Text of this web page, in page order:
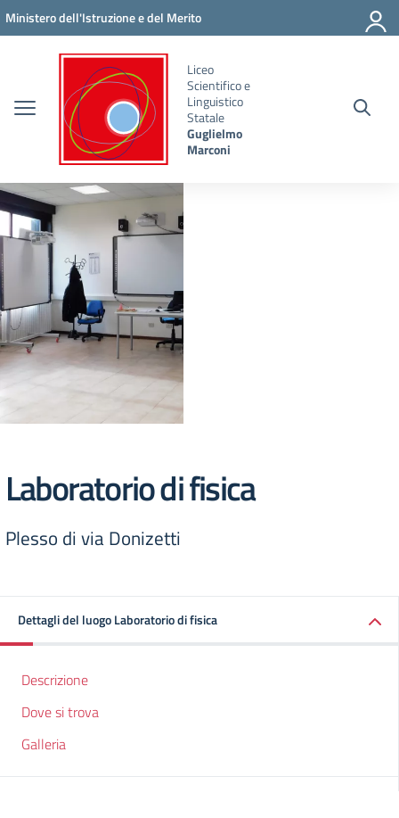
Vai ai contenuti
Vai al menu di navigazione
Vai al footer
Ministero dell'Istruzione e del Merito
Liceo
Scientifico e
Linguistico
Statale
Guglielmo
Marconi
Laboratorio di fisica
Plesso di via Donizetti
Dettagli del luogo Laboratorio di fisica
Descrizione
Dove si trova
Galleria